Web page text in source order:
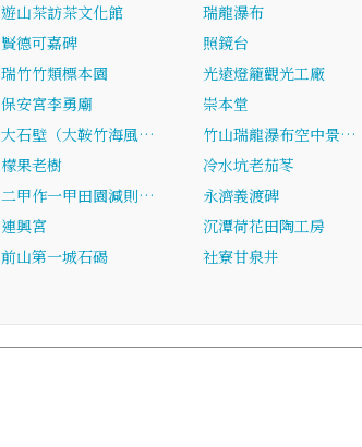
遊山茶訪茶文化館
瑞龍瀑布
賢德可嘉碑
照鏡台
瑞竹竹類標本園
光遠燈籠觀光工廠
保安宮李勇廟
崇本堂
大石壁（大鞍竹海風…
竹山瑞龍瀑布空中景…
檬果老樹
冷水坑老茄苳
二甲作一甲田園減則…
永濟義渡碑
連興宮
沉潭荷花田陶工房
前山第一城石碣
社寮甘泉井